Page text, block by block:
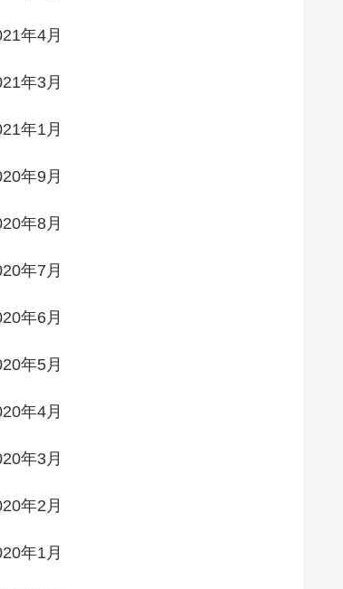
年4月
年3月
年1月
年9月
年8月
年7月
年6月
年5月
年4月
年3月
年2月
年1月